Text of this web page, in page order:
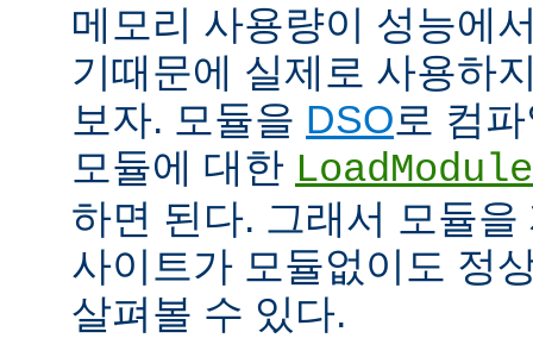
메모리 사용량이 성능에
기때문에 실제로 사용하
보자. 모듈을 DSO로 컴
모듈에 대한 LoadModule
하면 된다. 그래서 모듈
사이트가 모듈없이도 정
살펴볼 수 있다.